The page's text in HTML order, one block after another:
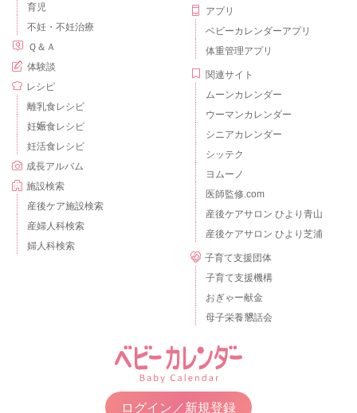
育児
不妊・不妊治療
Ｑ＆Ａ
体験談
レシピ
離乳食レシピ
妊娠食レシピ
妊活食レシピ
成長アルバム
施設検索
産後ケア施設検索
産婦人科検索
婦人科検索
アプリ
ベビーカレンダーアプリ
体重管理アプリ
関連サイト
ムーンカレンダー
ウーマンカレンダー
シニアカレンダー
シッテク
ヨムーノ
医師監修.com
産後ケアサロン ひより青山
産後ケアサロン ひより芝浦
子育て支援団体
子育て支援機構
おぎゃー献金
母子栄養懇話会
ログイン／新規登録